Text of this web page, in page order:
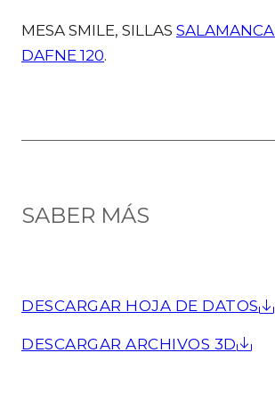
MESA SMILE, SILLAS SALAMANCA
DAFNE 120.
SABER MÁS
DESCARGAR HOJA DE DATOS
DESCARGAR ARCHIVOS 3D